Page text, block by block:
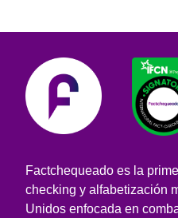
Factchequeado es la
checking y alfabetización
Unidos enfocada en